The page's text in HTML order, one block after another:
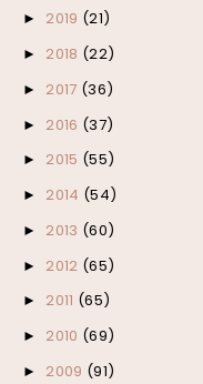
► 2019 (21)
► 2018 (22)
► 2017 (36)
► 2016 (37)
► 2015 (55)
► 2014 (54)
► 2013 (60)
► 2012 (65)
► 2011 (65)
► 2010 (69)
► 2009 (91)